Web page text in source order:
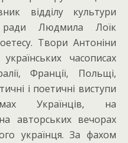
відділу культури
ради Людмила Лоїк
Твори Антоніни
часописах
Франції, Польщі,
і поетичні виступи
Українців, на
авторських вечорах
українця. За фахом